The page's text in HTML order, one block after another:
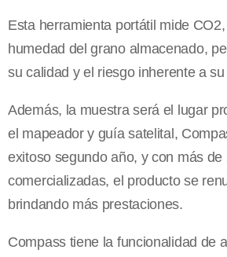
Esta herramienta portátil mide
humedad del grano almacenado,
su calidad y el riesgo inherente a
Además, la muestra será el lugar
el mapeador y guía satelital,
exitoso segundo año, y con más de
comercializadas, el producto se
brindando más prestaciones.
Compass tiene la funcionalidad de